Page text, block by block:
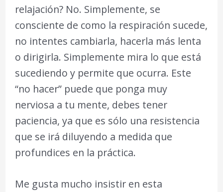
relajación? No. Simplemente, se
consciente de como la respiración sucede,
no intentes cambiarla, hacerla más lenta
o dirigirla. Simplemente mira lo que está
sucediendo y permite que ocurra. Este
“no hacer” puede que ponga muy
nerviosa a tu mente, debes tener
paciencia, ya que es sólo una resistencia
que se irá diluyendo a medida que
profundices en la práctica.
Me gusta mucho insistir en esta